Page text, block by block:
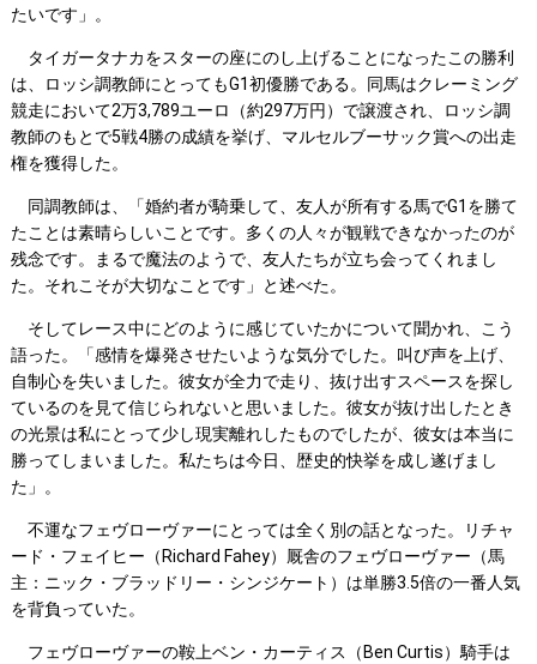
たいです」。
タイガータナカをスターの座にのし上げることになったこの勝利
は、ロッシ調教師にとってもG1初優勝である。同馬はクレーミング
競走において2万3,789ユーロ（約297万円）で譲渡され、ロッシ調
教師のもとで5戦4勝の成績を挙げ、マルセルブーサック賞への出走
権を獲得した。
同調教師は、「婚約者が騎乗して、友人が所有する馬でG1を勝て
たことは素晴らしいことです。多くの人々が観戦できなかったのが
残念です。まるで魔法のようで、友人たちが立ち会ってくれまし
た。それこそが大切なことです」と述べた。
そしてレース中にどのように感じていたかについて聞かれ、こう
語った。「感情を爆発させたいような気分でした。叫び声を上げ、
自制心を失いました。彼女が全力で走り、抜け出すスペースを探し
ているのを見て信じられないと思いました。彼女が抜け出したとき
の光景は私にとって少し現実離れしたものでしたが、彼女は本当に
勝ってしまいました。私たちは今日、歴史的快挙を成し遂げまし
た」。
不運なフェヴローヴァーにとっては全く別の話となった。リチャ
ード・フェイヒー（Richard Fahey）厩舎のフェヴローヴァー（馬
主：ニック・ブラッドリー・シンジケート）は単勝3.5倍の一番人気
を背負っていた。
フェヴローヴァーの鞍上ベン・カーティス（Ben Curtis）騎手は